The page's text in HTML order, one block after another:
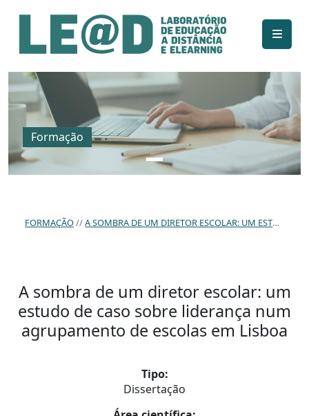
Ir para o conteúdo principal
Informações de acessibilidade
Mapa do site
Formação
FORMAÇÃO A SOMBRA DE UM DIRETOR ESCOLAR: UM ESTUDO DE CASO SOBRE LIDERANÇA NUM AGRUPAMENTO DE ESCOLAS EM LISBOA
A sombra de um diretor escolar: um
estudo de caso sobre liderança num
agrupamento de escolas em Lisboa
Tipo:
Dissertação